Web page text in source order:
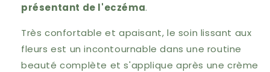
présentant de l'eczéma.
Très confortable et apaisant, le soin lissant aux
fleurs est un incontournable dans une routine
beauté complète et s'applique après une crème